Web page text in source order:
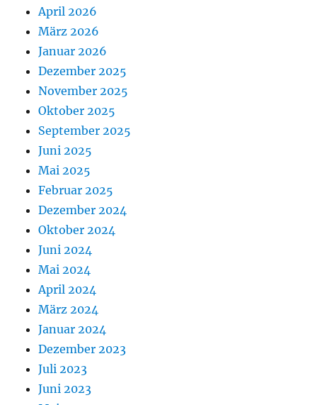
April 2026
März 2026
Januar 2026
Dezember 2025
November 2025
Oktober 2025
September 2025
Juni 2025
Mai 2025
Februar 2025
Dezember 2024
Oktober 2024
Juni 2024
Mai 2024
April 2024
März 2024
Januar 2024
Dezember 2023
Juli 2023
Juni 2023